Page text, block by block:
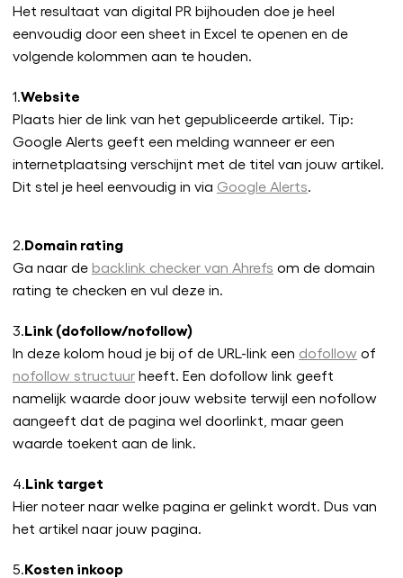
Het resultaat van digital PR bijhouden doe je heel
eenvoudig door een sheet in Excel te openen en de
volgende kolommen aan te houden.
1.Website
Plaats hier de link van het gepubliceerde artikel. Tip:
Google Alerts geeft een melding wanneer er een
internetplaatsing verschijnt met de titel van jouw artikel.
Dit stel je heel eenvoudig in via Google Alerts.
2.Domain rating
Ga naar de backlink checker van Ahrefs om de domain
rating te checken en vul deze in.
3.Link (dofollow/nofollow)
In deze kolom houd je bij of de URL-link een dofollow of
nofollow structuur heeft. Een dofollow link geeft
namelijk waarde door jouw website terwijl een nofollow
aangeeft dat de pagina wel doorlinkt, maar geen
waarde toekent aan de link.
4.Link target
Hier noteer naar welke pagina er gelinkt wordt. Dus van
het artikel naar jouw pagina.
5.Kosten inkoop